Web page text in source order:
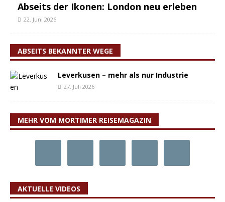
Abseits der Ikonen: London neu erleben
22. Juni 2026
ABSEITS BEKANNTER WEGE
Leverkusen – mehr als nur Industrie
27. Juli 2026
MEHR VOM MORTIMER REISEMAGAZIN
AKTUELLE VIDEOS